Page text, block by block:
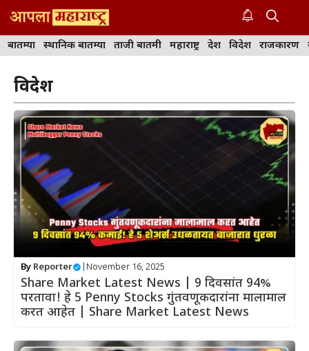
content
बातम्या स्थानिक बातम्या ताजी बातमी महाराष्ट्र देश विदेश राजकारण
विदेश
By Reporter November 16, 2025
Share Market Latest News | 9 दिवसांत 94%
परतावा! हे 5 Penny Stocks गुंतवणूकदारांना मालामाल
करत आहेत | Share Market Latest News